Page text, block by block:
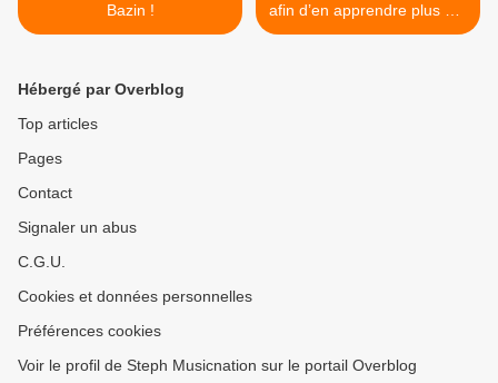
Bazin !
afin d’en apprendre plus sur
son nouveau projet musical
Hébergé par Overblog
Top articles
Pages
Contact
Signaler un abus
C.G.U.
Cookies et données personnelles
Préférences cookies
Voir le profil de Steph Musicnation sur le portail Overblog